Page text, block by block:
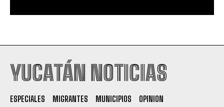
YUCATÁN NOTICIAS
ESPECIALES MIGRANTES MUNICIPIOS
OPINION